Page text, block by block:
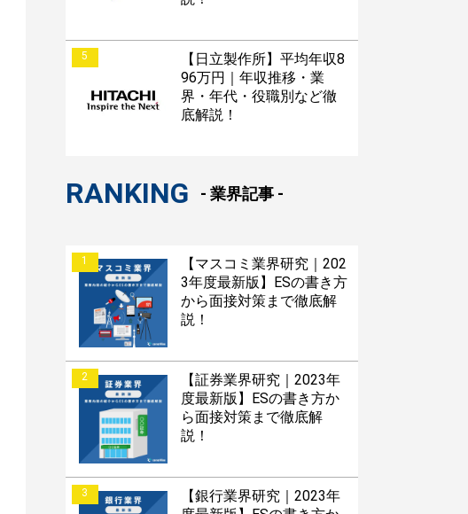
5
【日立製作所】平均年収8
96万円｜年収推移・業
界・年代・役職別など徹
底解説！
RANKING - 業界記事 -
1
【マスコミ業界研究｜202
3年度最新版】ESの書き方
から面接対策まで徹底解
説！
2
【証券業界研究｜2023年
度最新版】ESの書き方か
ら面接対策まで徹底解
説！
3
【銀行業界研究｜2023年